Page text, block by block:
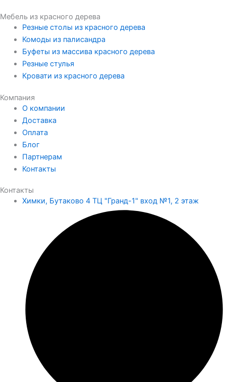
Мебель из красного дерева
Резные столы из красного дерева
Комоды из палисандра
Буфеты из массива красного дерева
Резные стулья
Кровати из красного дерева
Компания
О компании
Доставка
Оплата
Блог
Партнерам
Контакты
Контакты
Химки, Бутаково 4 ТЦ "Гранд-1" вход №1, 2 этаж